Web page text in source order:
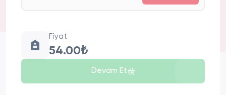
Fiyat
54.00₺
Devam Et